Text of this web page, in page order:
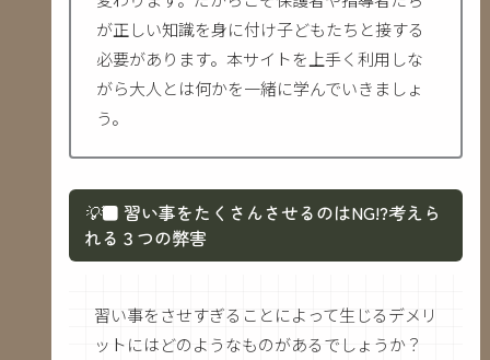
が正しい知識を身に付け子どもたちと接する
必要があります。本サイトを上手く利用しな
がら大人とは何かを一緒に学んでいきましょ
う。
💡■ 習い事をたくさんさせるのはNG!?考えら
れる３つの弊害
習い事をさせすぎることによって生じるデメリ
ットにはどのようなものがあるでしょうか？